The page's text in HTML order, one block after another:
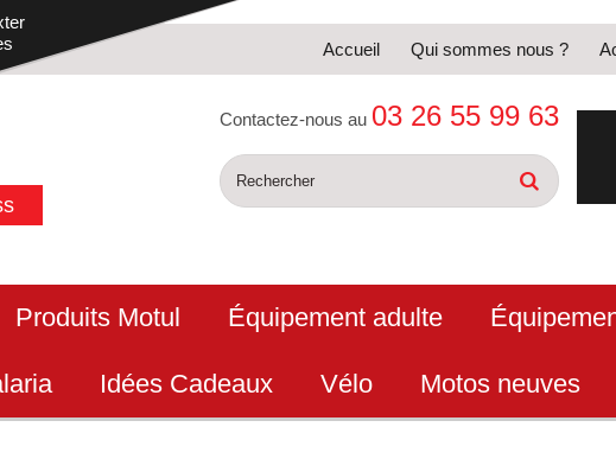
Accueil Qui sommes nous ?
Contactez-nous au 03 26 55 99 63
Produits Motul Équipement adulte
Idées Cadeaux Vélo Motos neuves